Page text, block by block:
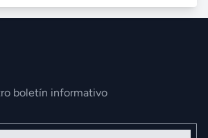
boletín informativo